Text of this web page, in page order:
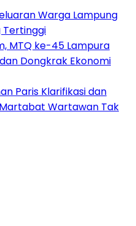
Warga Lampung
Tertinggi
MTQ ke-45 Lampura
Dongkrak Ekonomi
Paris Klarifikasi dan
Wartawan Tak